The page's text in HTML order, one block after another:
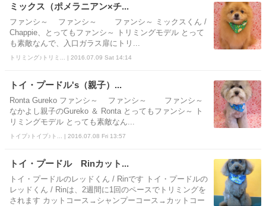
ミックス（ポメラニアン×チ...
ファンシ～ ファンシ～ ファンシ～ ミックスくん /
Chappie、とってもファンシ～ トリミングモデル とって
も素敵なんで、入口ガラス扉にトリ...
トリミング♪トリミ... | 2016.07.09 Sat 14:14
トイ・プードル's（親子）...
Ronta Gureko ファンシ～ ファンシ～ ファンシ～
なかよし親子のGureko ＆ Ronta とってもファンシ～ ト
リミングモデル とっても素敵なん...
トイプ♪トイプ♪ト... | 2016.07.08 Fri 13:57
トイ・プードル Rinカット...
トイ・プードルのレッドくん / Rinです トイ・プードルの
レッドくん / Rinは、2週間に1回のペースでトリミングを
されます カットコース→シャンプーコース→カットコー